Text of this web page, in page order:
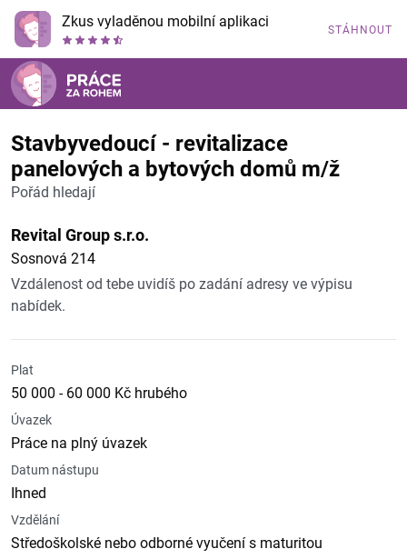
Zkus vyladěnou mobilní aplikaci STÁHNOUT
Stavbyvedoucí - revitalizace
panelových a bytových domů m/ž
Pořád hledají
Revital Group s.r.o.
Sosnová 214
Vzdálenost od tebe uvidíš po zadání adresy ve výpisu
nabídek.
Plat
50 000 - 60 000 Kč hrubého
Úvazek
Práce na plný úvazek
Datum nástupu
Ihned
Vzdělání
Středoškolské nebo odborné vyučení s maturitou